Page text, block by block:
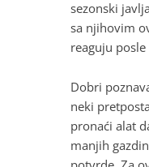
sezonski
sa njihovim
reaguju
Dobri
neki
pronaći alat
manjih